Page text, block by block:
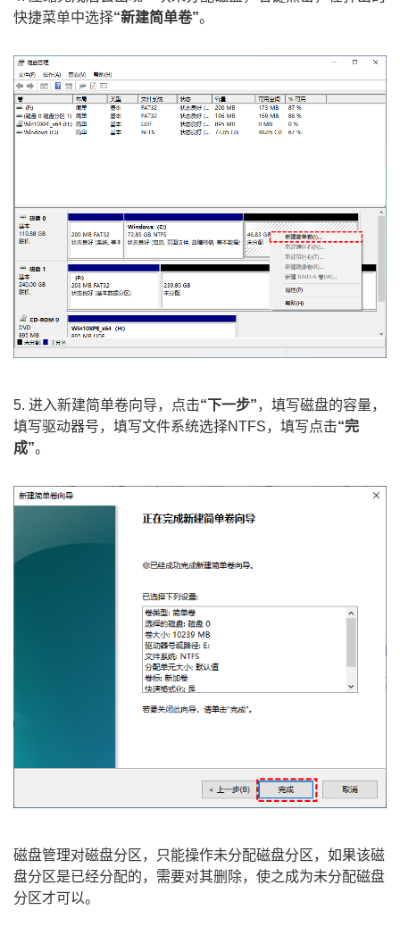
快捷菜单中选择“新建简单卷”。
5. 进入新建简单卷向导，点击“下一步”，填写磁盘的容量，
填写驱动器号，填写文件系统选择NTFS，填写点击“完
成”。
磁盘管理对磁盘分区，只能操作未分配磁盘分区，如果该磁
盘分区是已经分配的，需要对其删除，使之成为未分配磁盘
分区才可以。